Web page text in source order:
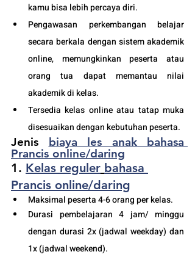
kamu bisa lebih percaya diri.
Pengawasan perkembangan belajar
secara berkala dengan sistem akademik
online, memungkinkan peserta atau
orang tua dapat memantau nilai
akademik di kelas.
Tersedia kelas online atau tatap muka
disesuaikan dengan kebutuhan peserta.
Jenis biaya les anak bahasa
Prancis online/daring
1. Kelas reguler bahasa
Prancis online/daring
Maksimal peserta 4-6 orang per kelas.
Durasi pembelajaran 4 jam/ minggu
dengan durasi 2x (jadwal weekday) dan
1x (jadwal weekend).